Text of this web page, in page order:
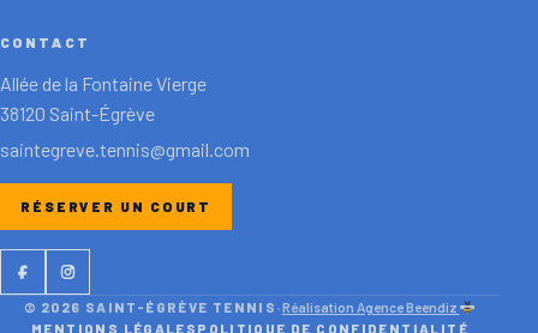
CONTACT
Allée de la Fontaine Vierge
38120 Saint-Égrève
saintegreve.tennis@gmail.com
RÉSERVER UN COURT
FacebookInstagram
© 2026 SAINT-ÉGRÈVE TENNIS ·Réalisation Agence Beendiz
MENTIONS LÉGALES POLITIQUE DE CONFIDENTIALITÉ